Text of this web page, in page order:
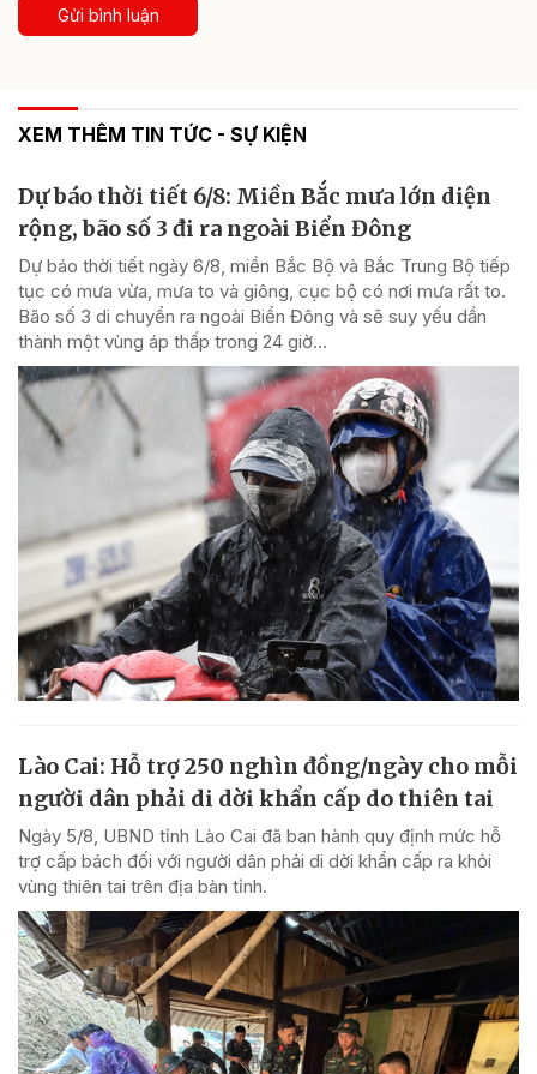
Gửi bình luận
XEM THÊM TIN TỨC - SỰ KIỆN
Dự báo thời tiết 6/8: Miền Bắc mưa lớn diện
rộng, bão số 3 đi ra ngoài Biển Đông
Dự báo thời tiết ngày 6/8, miền Bắc Bộ và Bắc Trung Bộ tiếp
tục có mưa vừa, mưa to và giông, cục bộ có nơi mưa rất to.
Bão số 3 di chuyển ra ngoài Biển Đông và sẽ suy yếu dần
thành một vùng áp thấp trong 24 giờ...
Lào Cai: Hỗ trợ 250 nghìn đồng/ngày cho mỗi
người dân phải di dời khẩn cấp do thiên tai
Ngày 5/8, UBND tỉnh Lào Cai đã ban hành quy định mức hỗ
trợ cấp bách đối với người dân phải di dời khẩn cấp ra khỏi
vùng thiên tai trên địa bàn tỉnh.